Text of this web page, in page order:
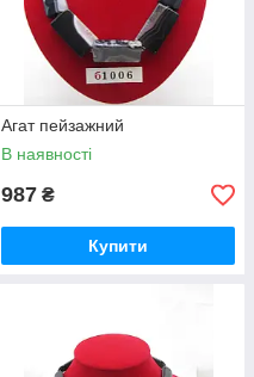
Агат пейзажний
В наявності
987 ₴
Купити